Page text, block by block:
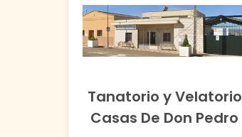
Tanatorio y Velatorio
Casas De Don Pedro